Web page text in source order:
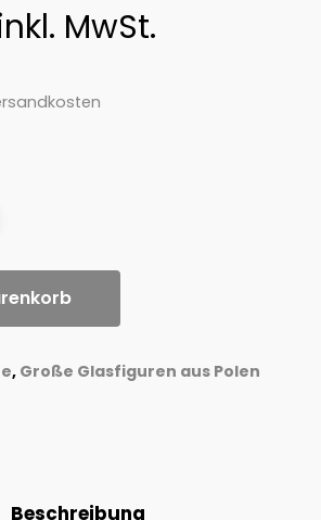
MwSt.
, Große Glasfiguren aus Polen
Beschreibung